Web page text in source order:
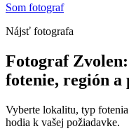
Som fotograf
Nájsť fotografa
Fotograf
fotenie, región
Vyberte lokalitu, typ
hodia k vašej požiadavke.